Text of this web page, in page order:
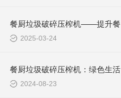
2025-03-24
2024-08-23